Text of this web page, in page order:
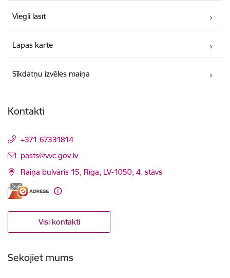
Viegli lasīt
Lapas karte
Sīkdatņu izvēles maiņa
Kontakti
+371 67331814
E-pasts:
pasts@vvc.gov.lv
Raiņa bulvāris 15, Rīga, LV-1050, 4. stāvs
Visi kontakti
Sekojiet mums